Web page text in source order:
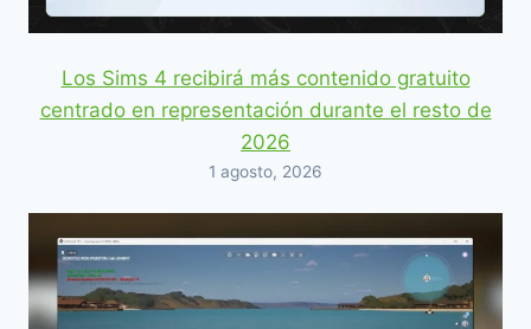
Los Sims 4 recibirá más contenido gratuito
centrado en representación durante el resto de
2026
1 agosto, 2026